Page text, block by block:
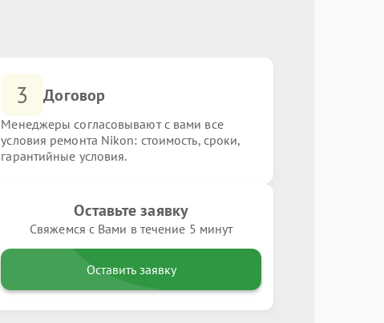
3 Договор
Менеджеры согласовывают с вами все
условия ремонта Nikon: стоимость, сроки,
гарантийные условия.
Оставьте заявку
Свяжемся с Вами в течение 5 минут
Оставить заявку